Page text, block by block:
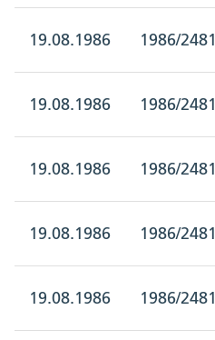
19.08.1986 1986/2481
19.08.1986 1986/2481
19.08.1986 1986/2481
19.08.1986 1986/2481
19.08.1986 1986/2481